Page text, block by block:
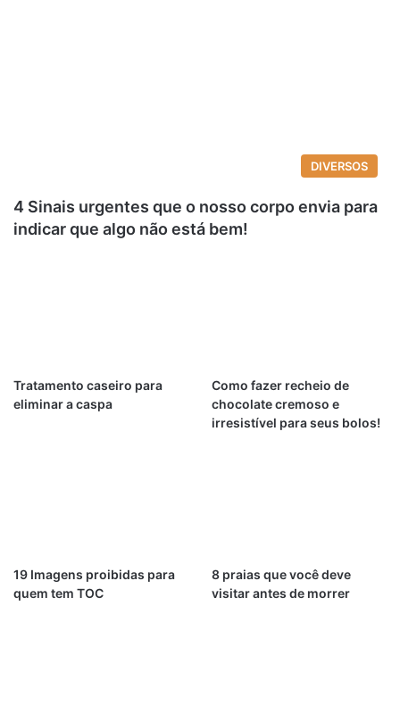
DIVERSOS
4 Sinais urgentes que o nosso corpo envia para
indicar que algo não está bem!
Tratamento caseiro para
eliminar a caspa
Como fazer recheio de
chocolate cremoso e
irresistível para seus bolos!
19 Imagens proibidas para
quem tem TOC
8 praias que você deve
visitar antes de morrer